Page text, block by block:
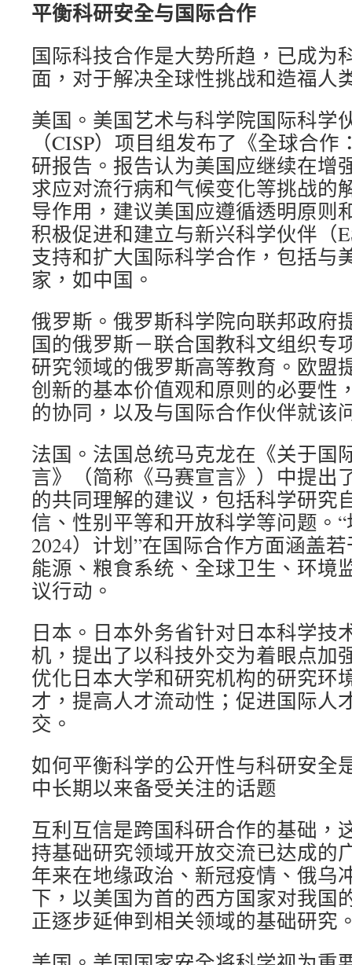
平衡科研安全与国际合作
国际科技合作是大势所趋，已成为
面，对于解决全球性挑战和造福人
美国。美国艺术与科学院国际科学
（CISP）项目组发布了《全球合
研报告。报告认为美国应继续在增
求应对流行病和气候变化等挑战的
导作用，建议美国应遵循透明原则
积极促进和建立与新兴科学伙伴（
支持和扩大国际科学合作，包括与
家，如中国。
俄罗斯。俄罗斯科学院向联邦政府
国的俄罗斯－联合国教科文组织专
研究领域的俄罗斯高等教育。欧盟
创新的基本价值观和原则的必要性
的协同，以及与国际合作伙伴就该
法国。法国总统马克龙在《关于国
言》（简称《马赛宣言》）中提出
的共同理解的建议，包括科学研究
信、性别平等和开放科学等问题。
2024）计划”在国际合作方面涵盖
能源、粮食系统、全球卫生、环境
议行动。
日本。日本外务省针对日本科学技
机，提出了以科技外交为着眼点加
优化日本大学和研究机构的研究环
才，提高人才流动性；促进国际人
交。
如何平衡科学的公开性与科研安全
中长期以来备受关注的话题
互利互信是跨国科研合作的基础，
持基础研究领域开放交流已达成的
年来在地缘政治、新冠疫情、俄乌
下，以美国为首的西方国家对我国
正逐步延伸到相关领域的基础研究